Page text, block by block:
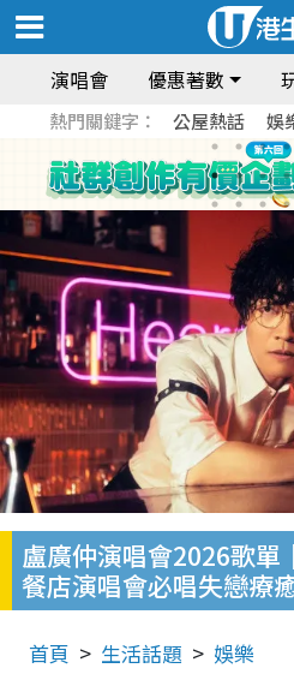
演唱會 優惠著數
熱門關鍵字： 公屋熱話 娛
盧廣仲演唱會2026歌單
餐店演唱會必唱失戀療
首頁 生活話題 娛樂